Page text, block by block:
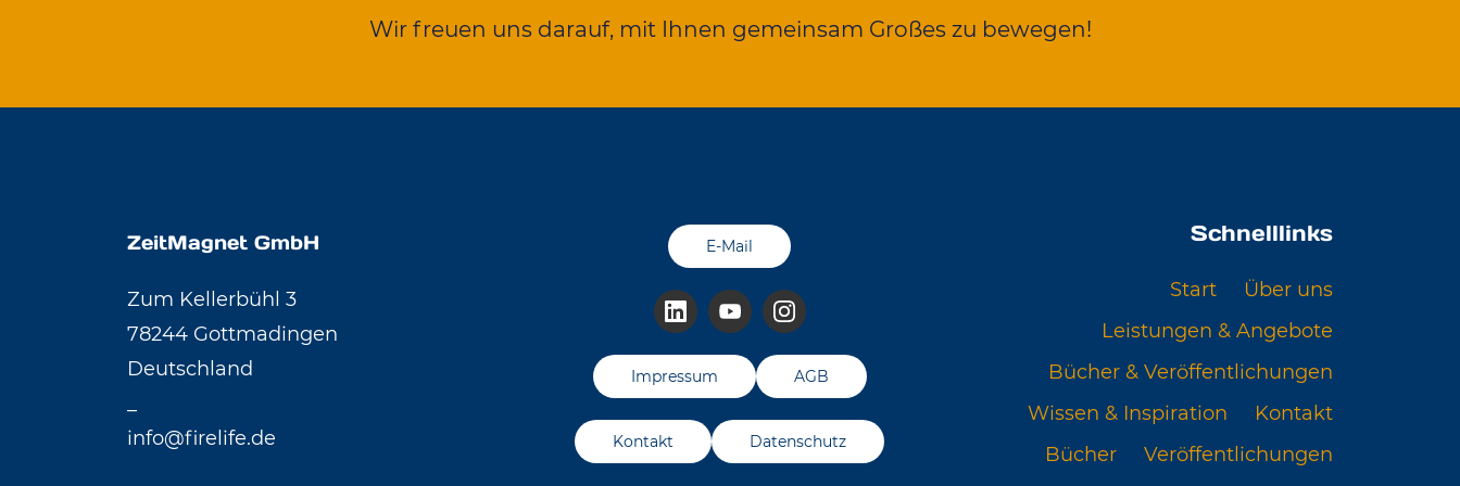
Wir freuen uns darauf, mit Ihnen gemeinsam Großes zu bewegen!
ZeitMagnet GmbH
Zum Kellerbühl 3
78244 Gottmadingen
Deutschland
info@firelife.de
E-Mail
Impressum AGB
Kontakt Datenschutz
Schnelllinks
Start
Über uns
Leistungen & Angebote
Bücher & Veröffentlichungen
Wissen & Inspiration
Kontakt
Bücher
Veröffentlichungen